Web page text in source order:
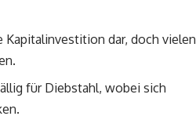
Kapitalinvestition dar, doch vielen
für Diebstahl, wobei sich